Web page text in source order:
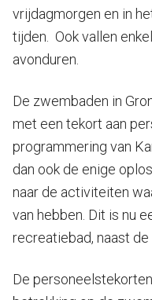
vrijdagmorgen en in
tijden. Ook vallen
avonduren.
De zwembaden in
met een tekort aan
programmering van
dan ook de enige
naar de activiteiten
van hebben. Dit is nu
recreatiebad, naast de
De